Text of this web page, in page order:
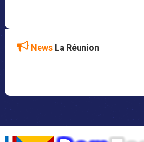
News La Réunion